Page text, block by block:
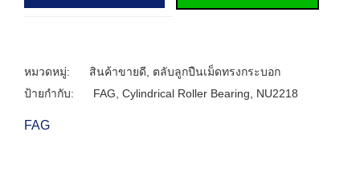
หมวดหมู่: สินค้าขายดี
ตลับลูกปืนเม็ดทรงกระบอก
ป้ายกำกับ:
FAG Cylindrical Roller Bearing NU2218
FAG